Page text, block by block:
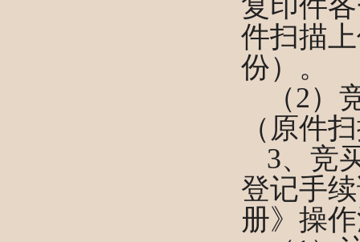
复印件
件扫描
份）。
（2）
（原件
3、竞
登记手
册》操